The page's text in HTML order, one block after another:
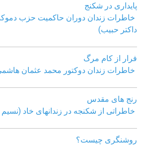
پایداری در شکنج
خاطرات زندان دوران حاکمیت حزب
داکتر حبیب)
فرار از کام مرگ
خاطرات زندان دوکتور محمد عثمان
رنج های مقدس
خاطراتی از شکنجه در زندانهای خاد
روشنگری چیست؟